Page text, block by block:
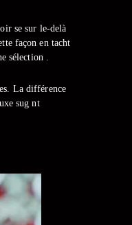
se sur le-delà
façon en tacht
sélection .
La différence
sug nt